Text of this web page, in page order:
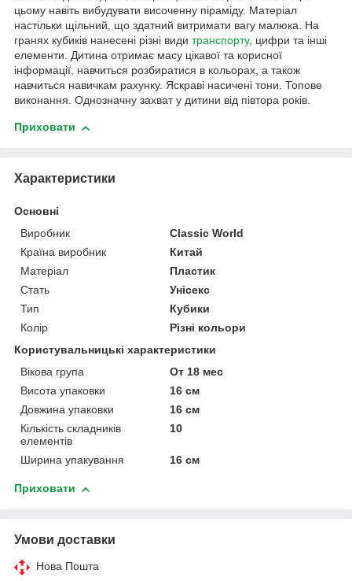
цьому навіть вибудувати височенну піраміду. Матеріал
настільки щільний, що здатний витримати вагу малюка. На
гранях кубиків нанесені різні види транспорту, цифри та інші
елементи. Дитина отримає масу цікавої та корисної
інформації, навчиться розбиратися в кольорах, а також
навчиться навичкам рахунку. Яскраві насичені тони. Топове
виконання. Однозначну захват у дитини від півтора років.
Приховати
Характеристики
Основні
Виробник
Classic World
Країна виробник
Китай
Матеріал
Пластик
Стать
Унісекс
Тип
Кубики
Колір
Різні кольори
Користувальницькі характеристики
Вікова група
От 18 мес
Висота упаковки
16 см
Довжина упаковки
16 см
Кількість складників
елементів
10
Ширина упакування 16 см
Приховати
Умови доставки
Нова Пошта